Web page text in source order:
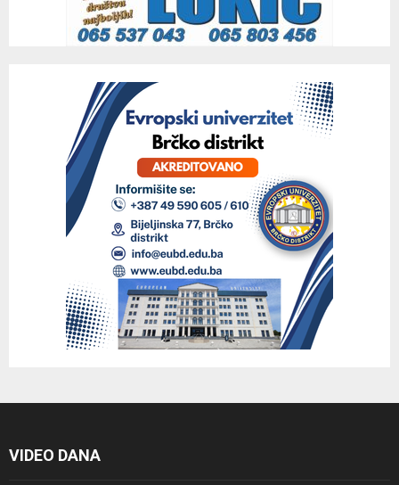
VIDEO DANA